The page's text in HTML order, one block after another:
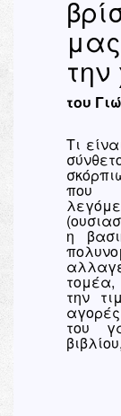
την
του
Τι
που
η
τομέα,
την
του